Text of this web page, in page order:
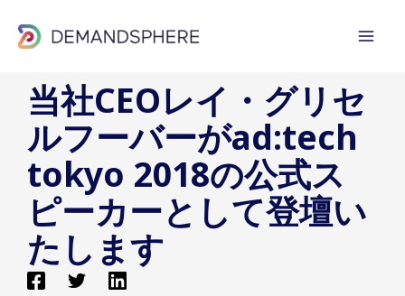
当社CEOレイ・グリセ
ルフーバーがad:tech
tokyo 2018の公式ス
ピーカーとして登壇い
たします